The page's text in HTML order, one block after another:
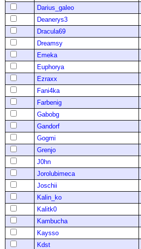
Darius_galeo
Deanerys3
Dracula69
Dreamsy
Emeka
Euphorya
Ezraxx
Fani4ka
Farbenig
Gabobg
Gandorf
Gogmi
Grenjo
J0hn
Jorolubimeca
Joschii
Kalin_ko
Kalitk0
Kambucha
Kaysso
Kdst